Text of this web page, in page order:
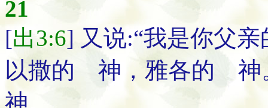
21
[出3:6] 又说:“我是你父
以撒的 神，雅各的 神
神。